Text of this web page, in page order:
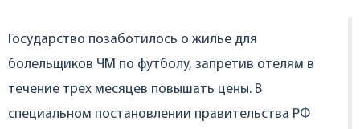
Государство позаботилось о жилье для
болельщиков ЧМ по футболу, запретив отелям в
течение трех месяцев повышать цены. В
специальном постановлении правительства РФ